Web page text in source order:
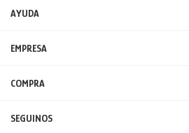
AYUDA
EMPRESA
COMPRA
SEGUINOS